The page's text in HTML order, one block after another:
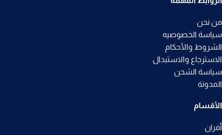
من نحن
سياسة الخصوصيه
الشروط والأحكام
الاسترجاع والاستبدال
سياسة الشحن
المدونة
الأقسام
أفران